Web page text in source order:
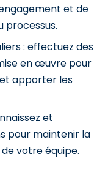
et de
processus.
: effectuez des
en œuvre pour
apporter les
et
pour maintenir la
votre équipe.